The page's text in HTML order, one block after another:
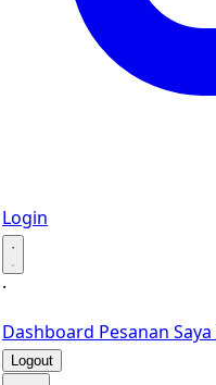
Login
·
·
Dashboard Pesanan Saya
Logout